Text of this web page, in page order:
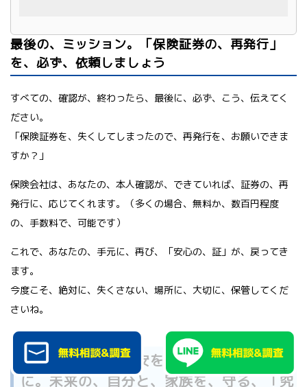
最後の、ミッション。「保険証券の、再発行」
を、必ず、依頼しましょう
すべての、確認が、終わったら、最後に、必ず、こう、伝えてく
ださい。
「保険証券を、失くしてしまったので、再発行を、お願いできま
すか？」
保険会社は、あなたの、本人確認が、できていれば、証券の、再
発行に、応じてくれます。（多くの場合、無料か、数百円程度
の、手数料で、可能です）
これで、あなたの、手元に、再び、「安心の、証」が、戻ってき
ます。
今度こそ、絶対に、失くさない、場所に、大切に、保管してくだ
さいね。
二度と、あの、不安を、繰り返さないため
に。未来の、自分と、家族を、守る、「究